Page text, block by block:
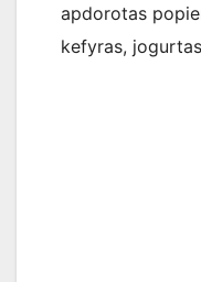
apdorotas
kefyras,